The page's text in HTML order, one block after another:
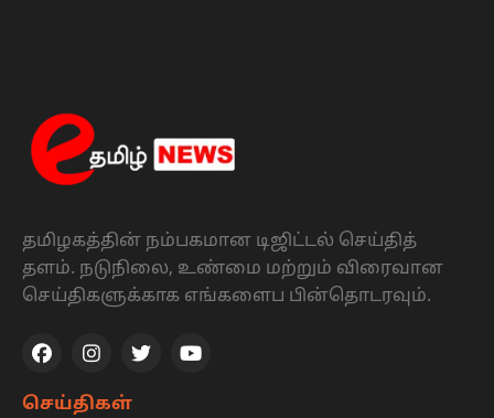
தமிழகத்தின் நம்பகமான டிஜிட்டல் செய்தித்
தளம். நடுநிலை, உண்மை மற்றும் விரைவான
செய்திகளுக்காக எங்களைப பின்தொடரவும்.
செய்திகள்